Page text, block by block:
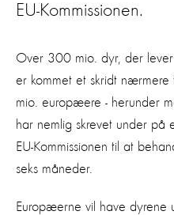
EU-Kommissionen.
Over 300 mio. dyr, der lever
er kommet et skridt
mio. europæere - herunder
har nemlig skrevet under på
EU-Kommissionen til at
seks måneder.
Europæerne vil have dyrene